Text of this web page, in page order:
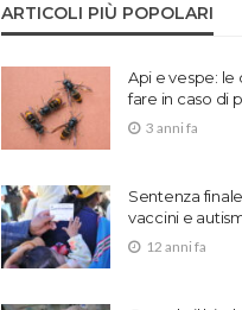
ARTICOLI PIÙ POPOLARI
Api e vespe: le
fare in caso di
3 anni fa
Sentenza
vaccini e
12 anni fa